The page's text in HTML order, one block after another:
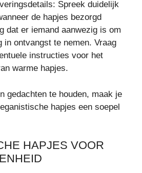
Spreek duidelijk
de hapjes bezorgd
dat er iemand aanwezig is om
in ontvangst te nemen. Vraag
instructies voor het
warme hapjes.
gedachten te houden, maak je
hapjes een soepel
HAPJES VOOR